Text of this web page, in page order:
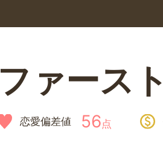
ファース
恋愛偏差値 56点